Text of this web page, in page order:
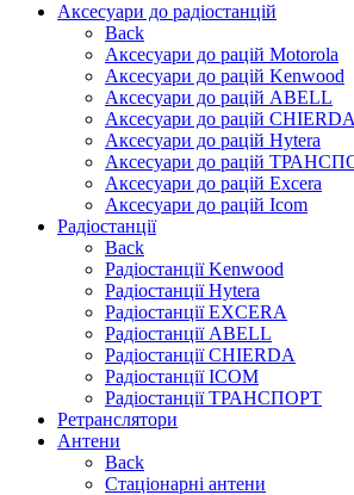
Аксесуари до радіостанцій
Back
Аксесуари до рацій Motorola
Аксесуари до рацій Kenwood
Аксесуари до рацій ABELL
Аксесуари до рацій CHIERDA
Аксесуари до рацій Hytera
Аксесуари до рацій
Аксесуари до рацій Excera
Аксесуари до рацій Icom
Радіостанції
Back
Радіостанції Kenwood
Радіостанції Hytera
Радіостанції EXCERA
Радіостанції ABELL
Радіостанції CHIERDA
Радіостанції ICOM
Радіостанції ТРАНСПОРТ
Ретранслятори
Антени
Back
Стаціонарні антени